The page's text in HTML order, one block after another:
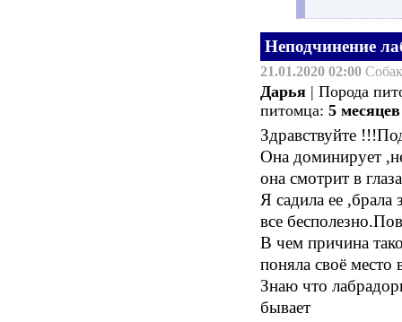
Неподчинение
21.01.2020 02:00
Дарья | Порода
питомца: 5 месяцев
Здравствуйте
Она доминирует
она смотрит в
Я садила ее ,брала
все
В чем причина
поняла своё место
Знаю что
бывает